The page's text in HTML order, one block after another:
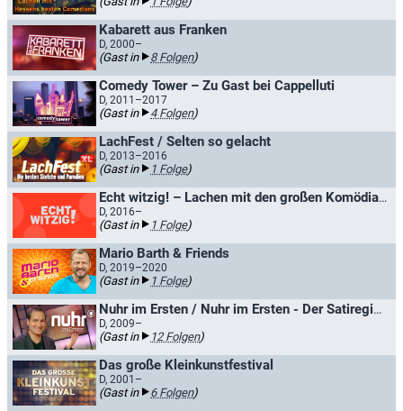
Kabarett aus Franken
D, 2000–
(Gast in 8 Folgen)
Comedy Tower – Zu Gast bei Cappelluti
D, 2011–2017
(Gast in 4 Folgen)
LachFest / Selten so gelacht
D, 2013–2016
(Gast in 1 Folge)
Echt witzig! – Lachen mit den großen Komödianten
D, 2016–
(Gast in 1 Folge)
Mario Barth & Friends
D, 2019–2020
(Gast in 1 Folge)
Nuhr im Ersten / Nuhr im Ersten - Der Satiregipfel
D, 2009–
(Gast in 12 Folgen)
Das große Kleinkunstfestival
D, 2001–
(Gast in 6 Folgen)